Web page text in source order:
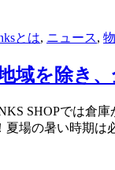
とは, ニュース,
域を除き
SHOPでは倉
夏場の暑い時期